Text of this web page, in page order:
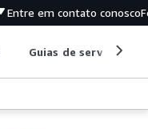
Entre em contato conosco
Guias de serviço